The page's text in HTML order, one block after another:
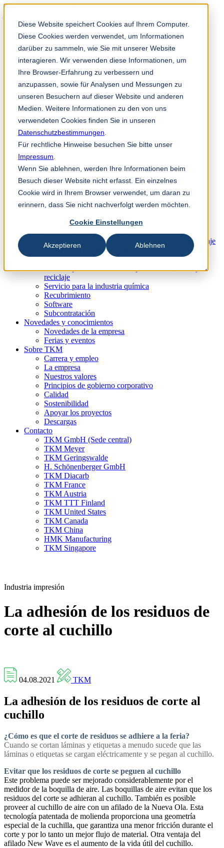
Diese Website speichert Cookies auf Ihrem Computer.
Diese Cookies werden verwendet, um Informationen
darüber zu sammeln, wie Sie mit unserer Website
interagieren. Wir verwenden diese Informationen, um
Ihre Browser-Erfahrung zu verbessern und
anzupassen, sowie für Analysen und Messungen zu
unseren Besuchern auf dieser Website und anderen
Medien. Weitere Informationen zu den von uns
verwendeten Cookies finden Sie in unseren
Datenschutzbestimmungen
Für rechtliche Hinweise besuchen Sie bitte unser
Impressum
Wenn Sie ablehnen, werden Ihre Informationen beim
Besuch dieser Website nicht erfasst. Ein einzelnes
Cookie wird in Ihrem Browser verwendet, um daran zu
erinnern, dass Sie nicht nachverfolgt werden möchten.
Cookie Einstellungen
Akzeptieren Ablehnen
Solution Finder
TKM App
es
Industrias y productos
Industria papelera
No tejido
Industria madera
Industria metal
Industria del plástico, caucho y reciclaje
Industria alimentaria
Industria química
Servicio y asesoramiento
Servicio para la industria papelera
Servicio para la industria de la impresión y el embalaje
Servicio para la industria maderera
Servicio para la industria del metal
Servicio para la industria del plástico, el caucho y el
reciclaje
Servicio para la industria química
Recubrimiento
Software
Subcontratación
Novedades y conocimientos
Novedades de la empresa
Ferias y eventos
Sobre TKM
Carrera y empleo
La empresa
Nuestros valores
Principios de gobierno corporativo
Calidad
Sostenibilidad
Apoyar los proyectos
Descargas
Contacto
TKM GmbH (Sede central)
TKM Meyer
TKM Geringswalde
H. Schönenberger GmbH
TKM Diacarb
TKM France
TKM Austria
TKM TTT Finland
TKM United States
TKM Canada
TKM China
HMK Manufacturing
TKM Singapore
Industria impresión
La adhesión de los residuos de
corte al cuchillo
04.08.2021 TKM
La adhesión de los residuos de corte al
cuchillo
¿Cómo es que el corte de residuos se adhiere a la feria?
Cuando se cortan láminas y etiquetas a menudo sucede que las
láminas o etiquetas se cargan eléctricamente y se pegan al cuchillo.
Evitar que los residuos de corte se peguen al cuchillo
Este problema puede ser mejorado considerablemente por el
medidor de la boquilla de aire. Las boquillas de aire evitan que los
residuos del corte se adhieran al cuchillo. También es posible
proveer al cuchillo de aire con un afilado de la Nueva Ola. Esta
tecnología patentada de molienda proporciona una geometría
especial de la cuchilla, que garantiza una menor fricción durante el
corte y por lo tanto un mejor flujo de material. Otra ventaja del
afilado New Wave es el aumento de la vida útil del cuchillo.